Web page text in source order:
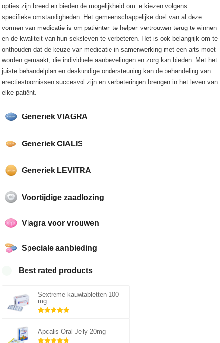
Generiek VIAGRA
Generiek CIALIS
Generiek LEVITRA
Voortijdige zaadlozing
Viagra voor vrouwen
Speciale aanbieding
Best rated products
Sextreme kauwtabletten 100
mg
Apcalis Oral Jelly 20mg
opties zijn breed en bieden de mogelijkheid om te kiezen volgens
specifieke omstandigheden. Het gemeenschappelijke doel van al deze
vormen van medicatie is om patiënten te helpen vertrouwen terug te winnen
en de kwaliteit van hun seksleven te verbeteren. Het is ook belangrijk om te
onthouden dat de keuze van medicatie in samenwerking met een arts moet
worden gemaakt, die individuele aanbevelingen en zorg kan bieden. Met het
juiste behandelplan en deskundige ondersteuning kan de behandeling van
erectiestoornissen succesvol zijn en verbeteringen brengen in het leven van
elke patiënt.